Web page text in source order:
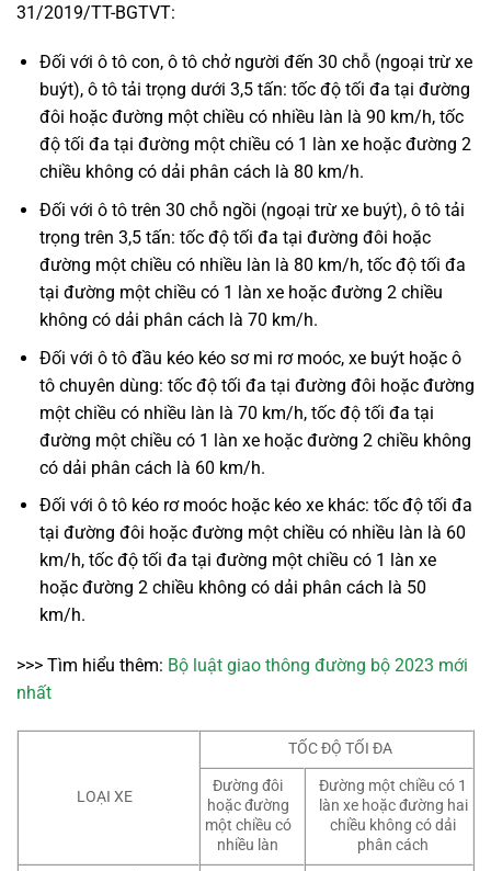
31/2019/TT-BGTVT:
Đối với ô tô con, ô tô chở người đến 30 chỗ (ngoại trừ xe
buýt), ô tô tải trọng dưới 3,5 tấn: tốc độ tối đa tại đường
đôi hoặc đường một chiều có nhiều làn là 90 km/h, tốc
độ tối đa tại đường một chiều có 1 làn xe hoặc đường 2
chiều không có dải phân cách là 80 km/h.
Đối với ô tô trên 30 chỗ ngồi (ngoại trừ xe buýt), ô tô tải
trọng trên 3,5 tấn: tốc độ tối đa tại đường đôi hoặc
đường một chiều có nhiều làn là 80 km/h, tốc độ tối đa
tại đường một chiều có 1 làn xe hoặc đường 2 chiều
không có dải phân cách là 70 km/h.
Đối với ô tô đầu kéo kéo sơ mi rơ moóc, xe buýt hoặc ô
tô chuyên dùng: tốc độ tối đa tại đường đôi hoặc đường
một chiều có nhiều làn là 70 km/h, tốc độ tối đa tại
đường một chiều có 1 làn xe hoặc đường 2 chiều không
có dải phân cách là 60 km/h.
Đối với ô tô kéo rơ moóc hoặc kéo xe khác: tốc độ tối đa
tại đường đôi hoặc đường một chiều có nhiều làn là 60
km/h, tốc độ tối đa tại đường một chiều có 1 làn xe
hoặc đường 2 chiều không có dải phân cách là 50
km/h.
>>> Tìm hiểu thêm: Bộ luật giao thông đường bộ 2023 mới
nhất
LOẠI XE
TỐC ĐỘ TỐI ĐA
Đường đôi
hoặc đường
một chiều có
nhiều làn
Đường một chiều có 1
làn xe hoặc đường hai
chiều không có dải
phân cách